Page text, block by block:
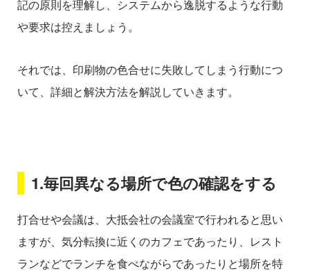
記の原則を理解し、システムから逸脱するような行動
や要求は控えましょう。
それでは、印刷物の色合せに失敗してしまう行動につ
いて、詳細と解決方法を解説していきます。
1.毎回異なる場所で色の確認をする
打合せや会議は、大抵会社の会議室で行われると思い
ますが、気分転換に近くのカフェであったり、レスト
ランなどでランチを食べながらであったりと場所を特